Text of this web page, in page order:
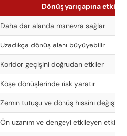
Dönüş yarıçapına etkisi
Daha dar alanda manevra sağlar
Uzadıkça dönüş alanı büyüyebilir
Koridor geçişini doğrudan etkiler
Köşe dönüşlerinde risk yaratır
Zemin tutuşu ve dönüş hissini değiştirir
Ön uzanım ve dengeyi etkileyen etkiler